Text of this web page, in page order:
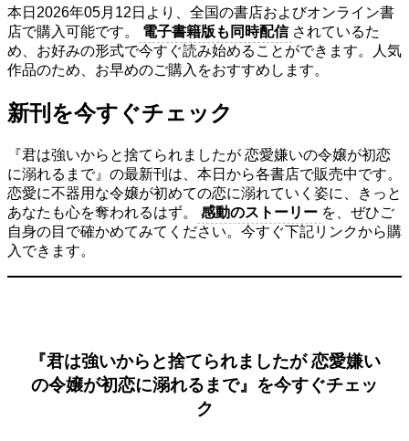
本日2026年05月12日より、全国の書店およびオンライン書
店で購入可能です。
電子書籍版も同時配信 されているた
め、お好みの形式で今すぐ読み始めることができます。人気
作品のため、お早めのご購入をおすすめします。
新刊を今すぐチェック
『君は強いからと捨てられましたが 恋愛嫌いの令嬢が初恋
に溺れるまで』の最新刊は、本日から各書店で販売中です。
恋愛に不器用な令嬢が初めての恋に溺れていく姿に、きっと
あなたも心を奪われるはず。
感動のストーリー を、ぜひご
自身の目で確かめてみてください。今すぐ下記リンクから購
入できます。
『君は強いからと捨てられましたが 恋愛嫌い
の令嬢が初恋に溺れるまで』を今すぐチェッ
ク